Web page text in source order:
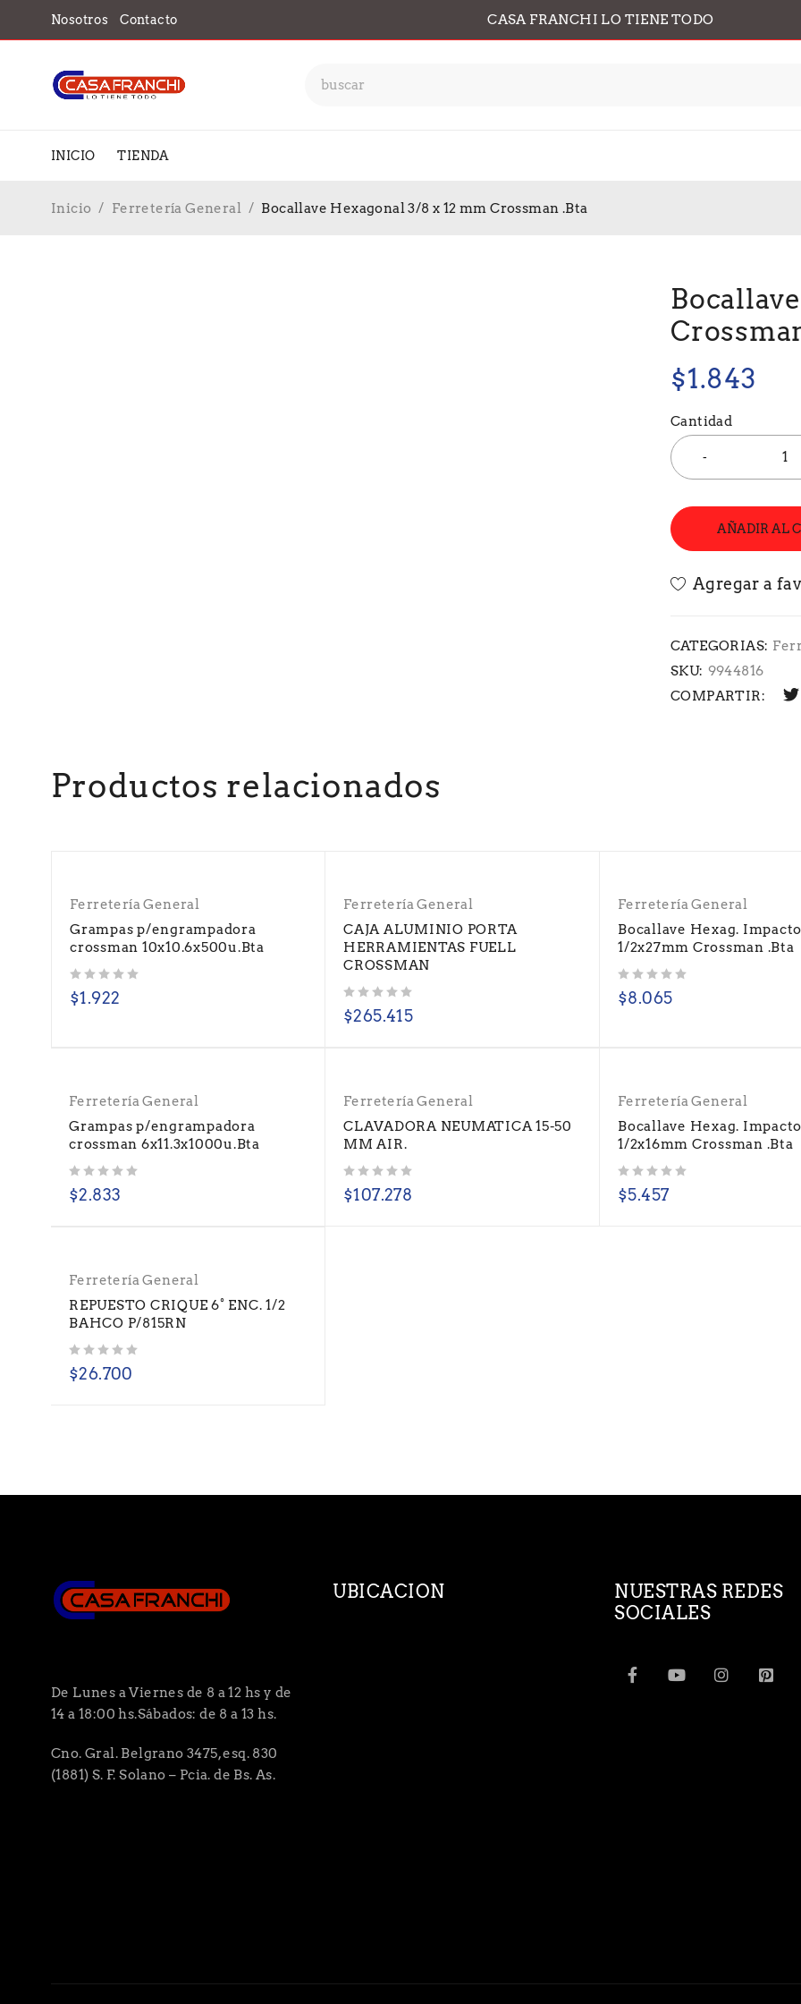
Nosotros Contacto CASA FRANCHI LO TIENE TODO
INICIO TIENDA
Inicio / Ferretería General / Bocallave Hexagonal 3/8 x 12 mm Crossman .Bta
$1.843
Cantidad
AÑADIR AL
CATEGORIAS:
SKU: 9944816
COMPARTIR:
Productos relacionados
Ferretería General
Grampas p/engrampadora
crossman 10x10.6x500u.Bta
$1.922
Ferretería General
CAJA ALUMINIO PORTA
HERRAMIENTAS FUELL
CROSSMAN
$265.415
Ferretería General
Bocallave Hexag. Impacto
1/2x27mm Crossman .Bta
$8.065
Ferretería General
Grampas p/engrampadora
crossman 6x11.3x1000u.Bta
$2.833
Ferretería General
CLAVADORA NEUMATICA 15-50
MM AIR.
$107.278
Ferretería General
Bocallave Hexag. Impacto
1/2x16mm Crossman .Bta
$5.457
Ferretería General
REPUESTO CRIQUE 6° ENC. 1/2
BAHCO P/815RN
$26.700
De Lunes a Viernes de 8 a 12 hs y de
14 a 18:00 hs.Sábados: de 8 a 13 hs.
Cno. Gral. Belgrano 3475, esq. 830
(1881) S. F. Solano – Pcia. de Bs. As.
UBICACION
NUESTRAS REDES
SOCIALES